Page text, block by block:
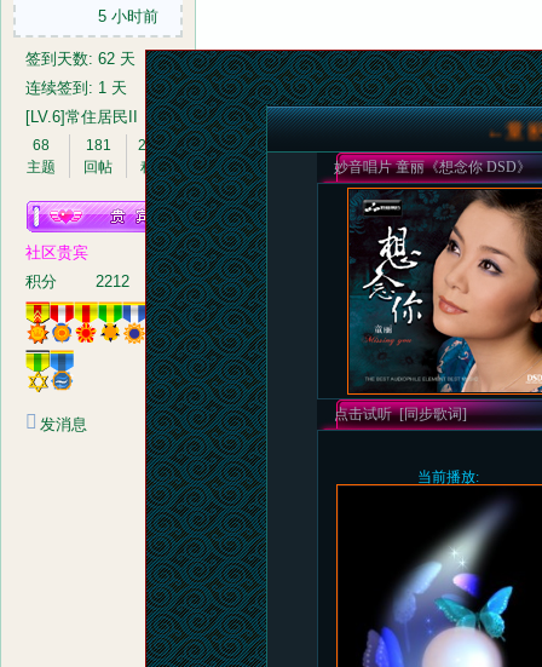
兰
5 小时前
签到天数: 62 天
连续签到: 1 天
[LV.6]常住居民II
68
主题
181
回帖
2212
积分
社区贵宾
积分
2212
发消息